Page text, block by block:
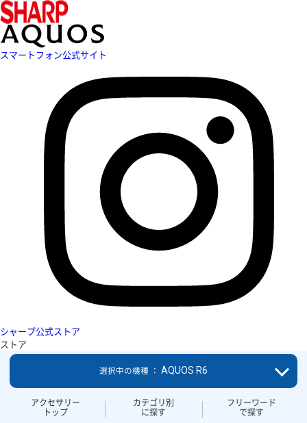
スマートフォン公式サイト
シャープ公式ストア
ストア
アクセサリー
トップ
カテゴリ別
に探す
フリーワード
で探す
選択中の機種 ： AQUOS R6